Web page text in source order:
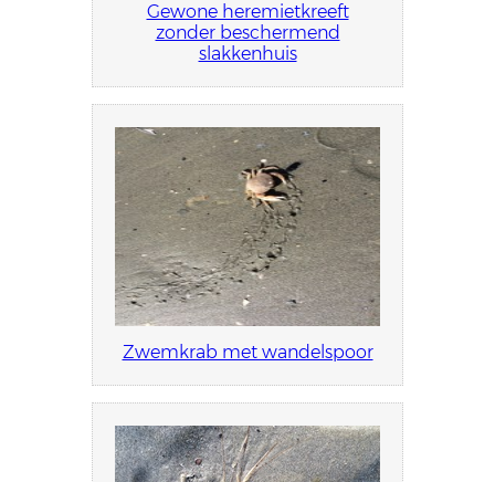
Gewone heremietkreeft
zonder beschermend
slakkenhuis
Zwemkrab met wandelspoor